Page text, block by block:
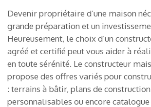
Devenir propriétaire d’une maison
grande préparation et un
Heureusement, le choix d’un
agréé et certifié peut vous aider à
en toute sérénité. Le constructeur
propose des offres variés pour
: terrains à bâtir, plans de construction
personnalisables ou encore